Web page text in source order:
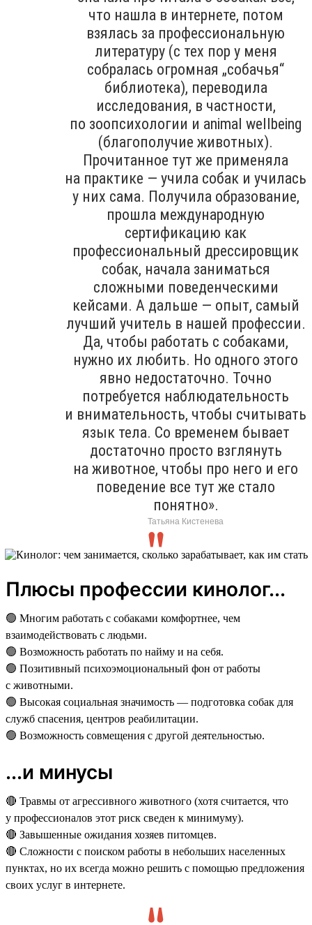
что нашла в интернете, потом
взялась за профессиональную
литературу (с тех пор у меня
собралась огромная „собачья“
библиотека), переводила
исследования, в частности,
по зоопсихологии и animal wellbeing
(благополучие животных).
Прочитанное тут же применяла
на практике — учила собак и училась
у них сама. Получила образование,
прошла международную
сертификацию как
профессиональный дрессировщик
собак, начала заниматься
сложными поведенческими
кейсами. А дальше — опыт, самый
лучший учитель в нашей профессии.
Да, чтобы работать с собаками,
нужно их любить. Но одного этого
явно недостаточно. Точно
потребуется наблюдательность
и внимательность, чтобы считывать
язык тела. Со временем бывает
достаточно просто взглянуть
на животное, чтобы про него и его
поведение все тут же стало
понятно».
Татьяна Кистенева
Плюсы профессии кинолог...
🟢 Многим работать с собаками комфортнее, чем
взаимодействовать с людьми.
🟢 Возможность работать по найму и на себя.
🟢 Позитивный психоэмоциональный фон от работы
с животными.
🟢 Высокая социальная значимость — подготовка собак для
служб спасения, центров реабилитации.
🟢 Возможность совмещения с другой деятельностью.
...и минусы
🔴 Травмы от агрессивного животного (хотя считается, что
у профессионалов этот риск сведен к минимуму).
🔴 Завышенные ожидания хозяев питомцев.
🔴 Сложности с поиском работы в небольших населенных
пунктах, но их всегда можно решить с помощью предложения
своих услуг в интернете.